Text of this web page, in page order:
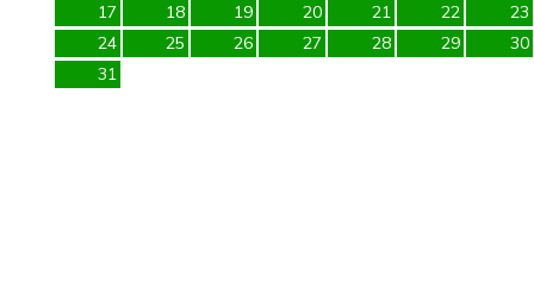
17
18 19 20 21 22
23
24
25 26 27 28 29
30
31